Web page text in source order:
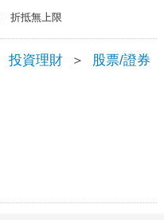
折抵無上限
投資理財 ＞ 股票/證券